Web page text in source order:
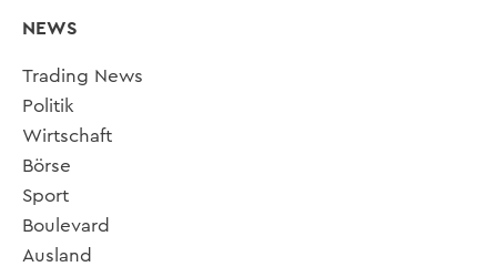
NEWS
Trading News
Politik
Wirtschaft
Börse
Sport
Boulevard
Ausland